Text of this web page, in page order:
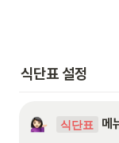
식단표 설정
식단표 메